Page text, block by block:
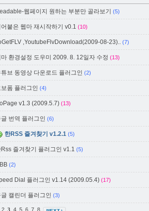
웹페이지 원하는 부분만 골라보기 (5)
어붙은 웹마 재시작하기 v0.1 (10)
,YoutubeFlvDownload(2009-08-23).. (7)
마 환경설정 도우미 2009. 8. 12일자 수정 (13)
튜브 동영상 다운로드 플러그인 (2)
보폼 플러그인 (4)
v1.3 (2009.5.7) (13)
글 번역 플러그인 (6)
한RSS 즐겨찾기 v1.2.1 (5)
Rss 즐겨찾기 플러그인 v1.1 (5)
(2)
Dial 플러그인 v1.14 (2009.05.4) (17)
글 캘린더 플러그인 (3)
2 3 4 5 6 7 8